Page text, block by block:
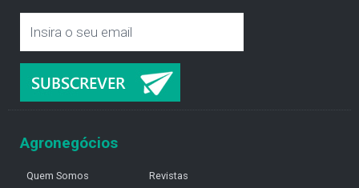
Agronegócios
Quem Somos
Revistas